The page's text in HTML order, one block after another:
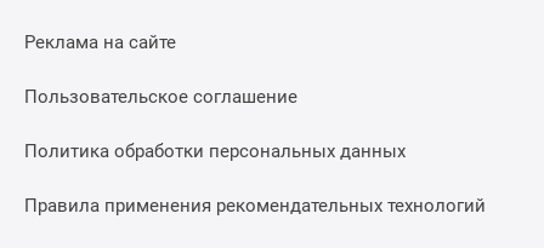
Реклама на сайте
Пользовательское соглашение
Политика обработки персональных данных
Правила применения рекомендательных технологий